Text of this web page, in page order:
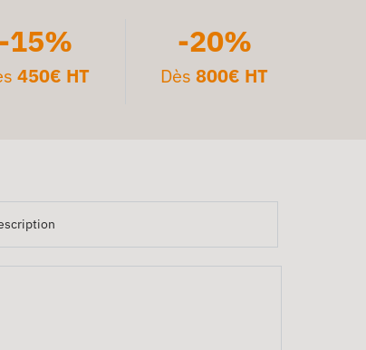
-15%
450€ HT
-20%
Dès800€ HT